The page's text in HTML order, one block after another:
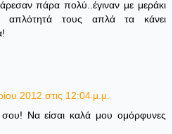
πάρα πολύ..έγιναν με μεράκι
απλότητά τους απλά τα κάνει
2012 στις 12:04 μ.μ.
Να είσαι καλά μου ομόρφυνες